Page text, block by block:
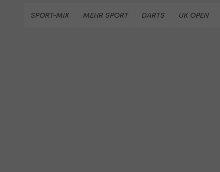
SPORT-MIX MEHR SPORT DARTS UK OPEN